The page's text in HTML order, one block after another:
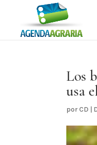
Los
usa
porCD |